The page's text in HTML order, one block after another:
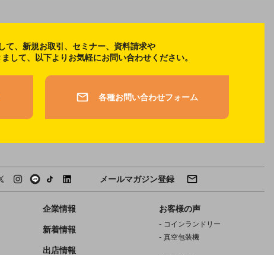
て、新規お取引、セミナー、資料請求や
して、以下よりお気軽にお問い合わせください。
各種お問い合わせフォーム
メールマガジン登録
企業情報
新着情報
出店情報
お客様の声
- コインランドリー
- 真空包装機